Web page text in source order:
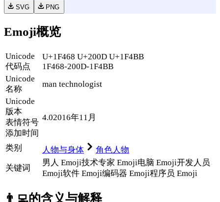
SVG PNG
Emoji概览
Unicode
代码点
U+1F468 U+200D U+1F4BB
1F468-200D-1F4BB
Unicode
名称
man technologist
Unicode
版本
表情符号
添加时间
4.02016年11月
类别 人物与身体
角色人物
关键词
男人 Emoji技术专家 Emoji电脑 Emoji开发人员
Emoji软件 Emoji编码器 Emoji程序员 Emoji
👨‍💻的含义与解释